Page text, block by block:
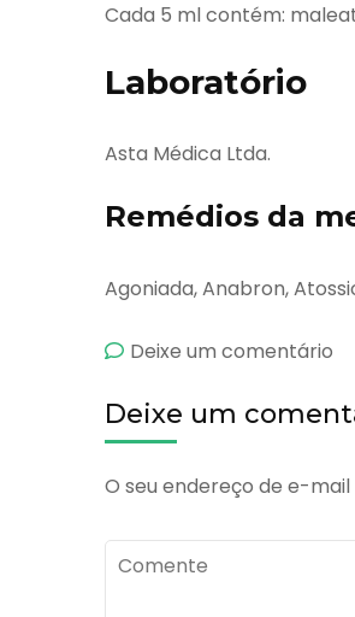
Cada 5 ml contém:
Laboratório
Asta Médica Ltda.
Remédios da
Agoniada, Anabron,
Deixe um comentário
Deixe um
O seu endereço de e-
Comente